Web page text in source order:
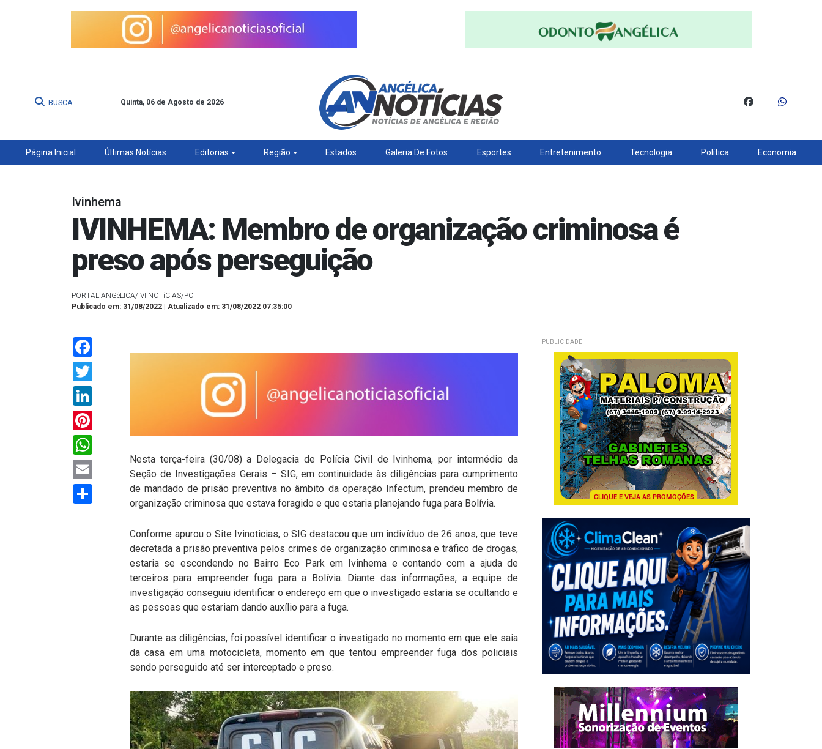
BUSCA Quinta, 06 de Agosto de 2026
Página Inicial Últimas Notícias Editorias Região Estados Galeria De Fotos Esportes Entretenimento Tecnologia Política Economia
Ivinhema
IVINHEMA: Membro de organização criminosa é
preso após perseguição
PORTAL ANGéLICA/IVI NOTíCIAS/PC
Publicado em: 31/08/2022 | Atualizado em: 31/08/2022 07:35:00
WhatsApp
Compartilhar
Nesta terça-feira (30/08) a Delegacia de Polícia Civil de Ivinhema, por intermédio da
Seção de Investigações Gerais – SIG, em continuidade às diligências para cumprimento
de mandado de prisão preventiva no âmbito da operação Infectum, prendeu membro de
organização criminosa que estava foragido e que estaria planejando fuga para Bolívia.
Conforme apurou o Site Ivinoticias, o SIG destacou que um indivíduo de 26 anos, que teve
decretada a prisão preventiva pelos crimes de organização criminosa e tráfico de drogas,
estaria se escondendo no Bairro Eco Park em Ivinhema e contando com a ajuda de
terceiros para empreender fuga para a Bolívia. Diante das informações, a equipe de
investigação conseguiu identificar o endereço em que o investigado estaria se ocultando e
as pessoas que estariam dando auxílio para a fuga.
Durante as diligências, foi possível identificar o investigado no momento em que ele saia
da casa em uma motocicleta, momento em que tentou empreender fuga dos policiais
sendo perseguido até ser interceptado e preso.
PUBLICIDADE